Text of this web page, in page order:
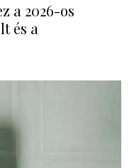
a 2026-os
és a